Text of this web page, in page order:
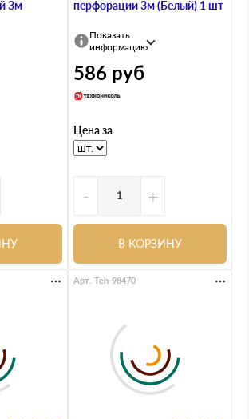
3м
перфорации 3м (Белый) 1 шт
Показать
информацию
586 руб
Цена за
- +
В КОРЗИНУ
Арт. Teh-98470